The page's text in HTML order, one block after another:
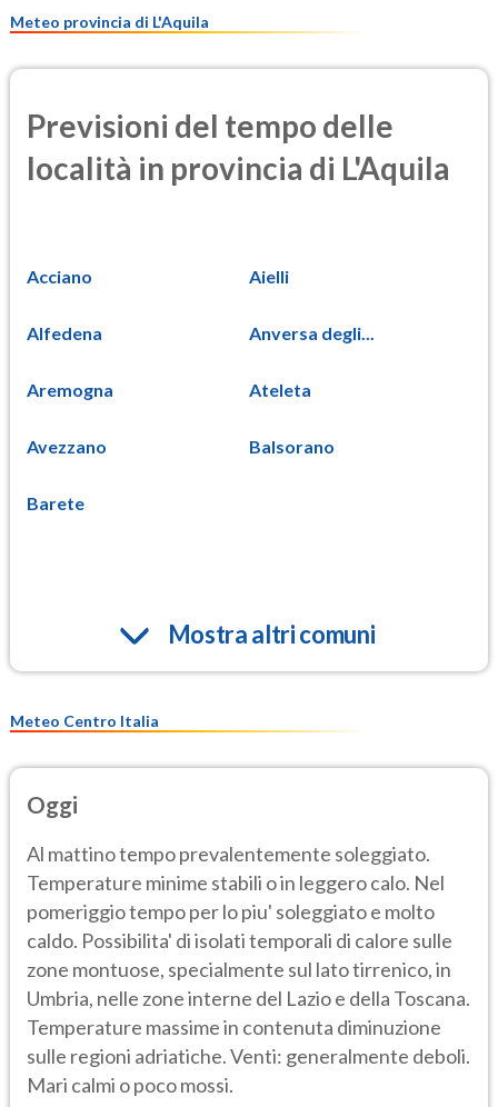
Meteo provincia di L'Aquila
Previsioni del tempo delle
località in provincia di L'Aquila
Acciano Aielli
Alfedena Anversa degli...
Aremogna Ateleta
Avezzano Balsorano
Barete
Mostra altri comuni
Meteo Centro Italia
Oggi
Al mattino tempo prevalentemente soleggiato.
Temperature minime stabili o in leggero calo. Nel
pomeriggio tempo per lo piu' soleggiato e molto
caldo. Possibilita' di isolati temporali di calore sulle
zone montuose, specialmente sul lato tirrenico, in
Umbria, nelle zone interne del Lazio e della Toscana.
Temperature massime in contenuta diminuzione
sulle regioni adriatiche. Venti: generalmente deboli.
Mari calmi o poco mossi.